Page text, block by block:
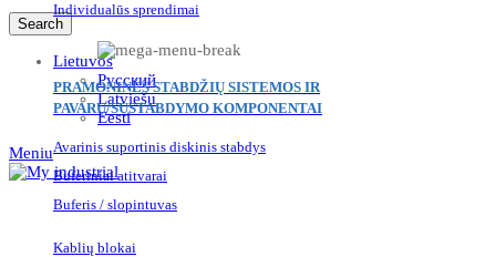
Search
Lietuvos
Русский
Latviešu
Eesti
Meniu
Individualūs sprendimai
PRAMONINĖS STABDŽIŲ SISTEMOS IR
PAVARŲ/SUSTABDYMO KOMPONENTAI
Avarinis suportinis diskinis stabdys
Buferiniai atitvarai
Buferis / slopintuvas
Kablių blokai